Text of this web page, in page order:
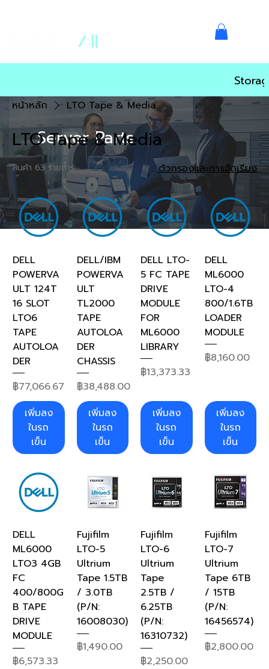
Server Parts
หน้าหลัก LTO Tape & Media
LTO Tape & Media
สินค้า 63 รายการ ตัวกรองและการจัดเรียง
DELL
POWERVA
ULT 124T
16 SLOT
LTO6
TAPE
AUTOLOA
DER
ราคา
฿77,066.67
เพิ่มลง
ในรถ
เข็น
DELL/IBM
POWERVA
ULT
TL2000
TAPE
AUTOLOA
DER
CHASSIS
ราคา
฿38,488.00
เพิ่มลง
ในรถ
เข็น
DELL LTO-
5 FC TAPE
DRIVE
MODULE
FOR
ML6000
LIBRARY
ราคา
฿13,373.33
เพิ่มลง
ในรถ
เข็น
DELL
ML6000
LTO-4
800/1.6TB
LOADER
MODULE
ราคา
฿8,160.00
เพิ่มลง
ในรถ
เข็น
DELL
ML6000
LTO3 4GB
FC
400/800G
B TAPE
DRIVE
MODULE
ราคา
฿6,573.33
Fujifilm
LTO-5
Ultrium
Tape 1.5TB
/ 3.0TB
(P/N:
16008030)
ราคา
฿1,490.00
Fujifilm
LTO-6
Ultrium
Tape
2.5TB /
6.25TB
(P/N:
16310732)
ราคา
฿2,250.00
Fujifilm
LTO-7
Ultrium
Tape 6TB
/ 15TB
(P/N:
16456574)
ราคา
฿2,800.00